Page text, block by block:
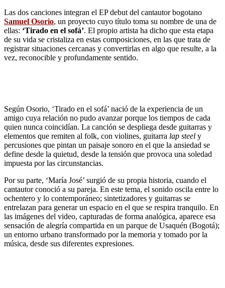
Las dos canciones integran el EP debut del cantautor bogotano
Samuel Osorio, un proyecto cuyo título toma su nombre de una de
ellas: ‘Tirado en el sofá’. El propio artista ha dicho que esta etapa
de su vida se cristaliza en estas composiciones, en las que trata de
registrar situaciones cercanas y convertirlas en algo que resulte, a la
vez, reconocible y profundamente sentido.
Según Osorio, ‘Tirado en el sofá’ nació de la experiencia de un
amigo cuya relación no pudo avanzar porque los tiempos de cada
quien nunca coincidían. La canción se despliega desde guitarras y
elementos que remiten al folk, con violines, guitarra lap steel y
percusiones que pintan un paisaje sonoro en el que la ansiedad se
define desde la quietud, desde la tensión que provoca una soledad
impuesta por las circunstancias.
Por su parte, ‘María José’ surgió de su propia historia, cuando el
cantautor conoció a su pareja. En este tema, el sonido oscila entre lo
ochentero y lo contemporáneo; sintetizadores y guitarras se
entrelazan para generar un espacio en el que se respira tranquilo. En
las imágenes del video, capturadas de forma analógica, aparece esa
sensación de alegría compartida en un parque de Usaquén (Bogotá);
un entorno urbano transformado por la memoria y tomado por la
música, desde sus diferentes expresiones.